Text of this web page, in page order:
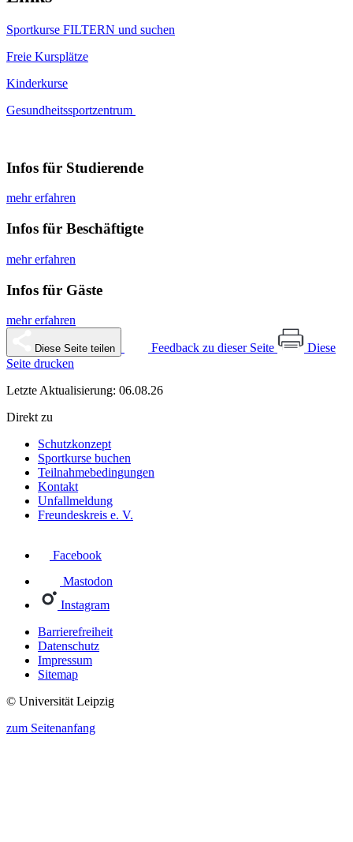
Sportkurse FILTERN und suchen
Freie Kursplätze
Kinderkurse
Gesundheitssportzentrum
Infos für Studierende
mehr erfahren
Infos für Beschäftigte
mehr erfahren
Infos für Gäste
mehr erfahren
Diese Seite teilen Feedback zu dieser Seite
Diese
Seite drucken
Letzte Aktualisierung: 06.08.26
Direkt zu
Schutzkonzept
Sportkurse buchen
Teilnahmebedingungen
Kontakt
Unfallmeldung
Freundeskreis e. V.
Facebook
Mastodon
Instagram
Barrierefreiheit
Datenschutz
Impressum
Sitemap
© Universität Leipzig
zum Seitenanfang